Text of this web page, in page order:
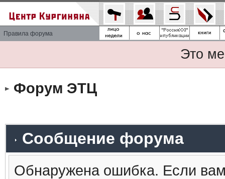
Правила форума
Это
Форум ЭТЦ
Сообщение форума
Обнаружена ошибка. Если